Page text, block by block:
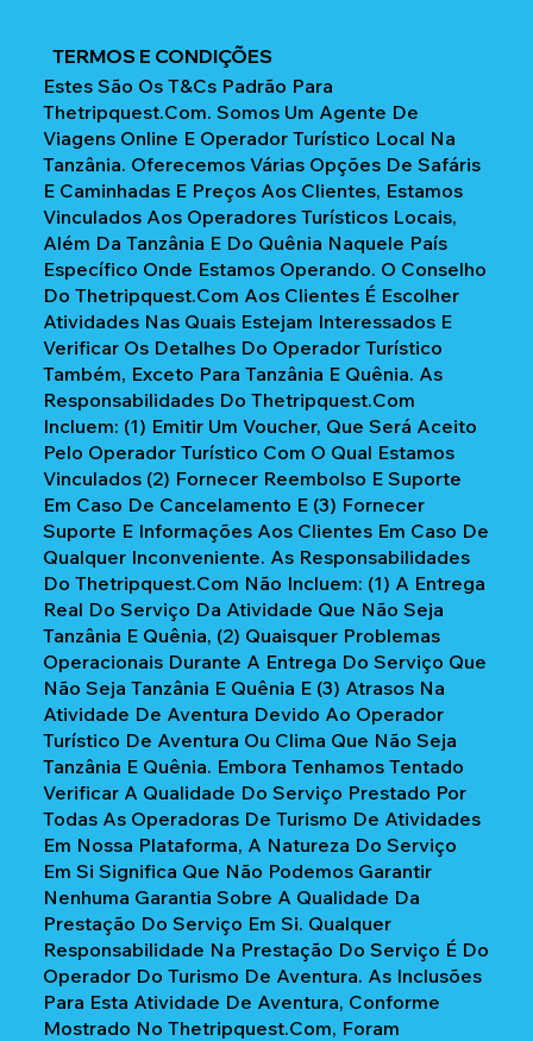
TERMOS E CONDIÇÕES
Estes São Os T&Cs Padrão Para
Thetripquest.com. Somos Um Agente De
Viagens Online E Operador Turístico Local Na
Tanzânia. Oferecemos Várias Opções De Safáris
E Caminhadas E Preços Aos Clientes, Estamos
Vinculados Aos Operadores Turísticos Locais,
Além Da Tanzânia E Do Quênia Naquele País
Específico Onde Estamos Operando. O Conselho
Do Thetripquest.com Aos Clientes É Escolher
Atividades Nas Quais Estejam Interessados E
Verificar Os Detalhes Do Operador Turístico
Também, Exceto Para Tanzânia E Quênia. As
Responsabilidades Do Thetripquest.com
Incluem: (1) Emitir Um Voucher, Que Será Aceito
Pelo Operador Turístico Com O Qual Estamos
Vinculados (2) Fornecer Reembolso E Suporte
Em Caso De Cancelamento E (3) Fornecer
Suporte E Informações Aos Clientes Em Caso De
Qualquer Inconveniente. As Responsabilidades
Do Thetripquest.com Não Incluem: (1) A Entrega
Real Do Serviço Da Atividade Que Não Seja
Tanzânia E Quênia, (2) Quaisquer Problemas
Operacionais Durante A Entrega Do Serviço Que
Não Seja Tanzânia E Quênia E (3) Atrasos Na
Atividade De Aventura Devido Ao Operador
Turístico De Aventura Ou Clima Que Não Seja
Tanzânia E Quênia. Embora Tenhamos Tentado
Verificar A Qualidade Do Serviço Prestado Por
Todas As Operadoras De Turismo De Atividades
Em Nossa Plataforma, A Natureza Do Serviço
Em Si Significa Que Não Podemos Garantir
Nenhuma Garantia Sobre A Qualidade Da
Prestação Do Serviço Em Si. Qualquer
Responsabilidade Na Prestação Do Serviço É Do
Operador Do Turismo De Aventura. As Inclusões
Para Esta Atividade De Aventura, Conforme
Mostrado No Thetripquest.com, Foram